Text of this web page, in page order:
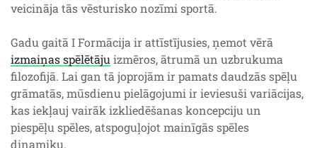
veicināja tās vēsturisko nozīmi sportā.
Gadu gaitā I Formācija ir attīstījusies, ņemot vērā
izmaiņas spēlētājuizmēros, ātrumā un uzbrukuma
filozofijā. Lai gan tā joprojām ir pamats daudzās spēļu
grāmatās, mūsdienu pielāgojumi ir ieviesuši variācijas,
kas iekļauj vairāk izkliedēšanas koncepciju un
piespēļu spēles, atspoguļojot mainīgās spēles
dinamiku.